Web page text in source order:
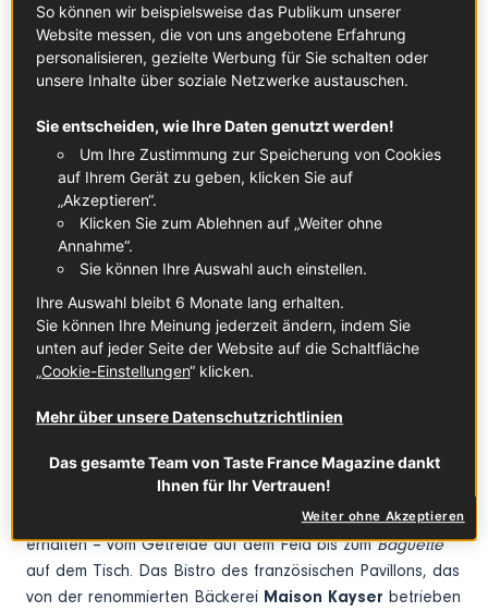
Vom 19. bis 21. September 2025 präsentiert Taste France
im französischen Pavillon auf der Expo 2025 in Osaka
„From Farm to Table“ – eine dreitägige Ausstellung, die
gewährt. Diese immersive Installation, die vom Künstler
Kentaro Kobukegeschaffen wurde, basiert auf seiner
Reise durch Frankreich, auf der er Landwirte, Viehzüchter
und engagierte Fachleute aus den Bereichen Weizen,
Mehl, Brot und Rindfleisch traf. Anhand von Videos, Fotos
und Originalkunstwerken werden die Besucher zu einer
Reise für alle Sinne eingeladen, auf der sie entdecken
können, wie französisches Rindfleisch und Weizen
produziert, verarbeitet und als kulturelle Schätze gefeiert
werden.
Verkostungen von frisch gebackenem Brot aus
französischem Weizen teilnehmen und dabei von
Fachleuten Einblicke in die einzelnen Produktionsschritte
erhalten – vom Getreide auf dem Feld bis zumBaguette
auf dem Tisch. Das Bistro des französischen Pavillons, das
von der renommierten Bäckerei Maison Kayser betrieben
So können wir beispielsweise das Publikum unserer
Website messen, die von uns angebotene Erfahrung
personalisieren, gezielte Werbung für Sie schalten oder
unsere Inhalte über soziale Netzwerke austauschen.
Sie entscheiden, wie Ihre Daten genutzt werden!
Um Ihre Zustimmung zur Speicherung von Cookies
auf Ihrem Gerät zu geben, klicken Sie auf
„Akzeptieren“.
Klicken Sie zum Ablehnen auf „Weiter ohne
Annahme“.
Sie können Ihre Auswahl auch einstellen.
Ihre Auswahl bleibt 6 Monate lang erhalten.
Sie können Ihre Meinung jederzeit ändern, indem Sie
unten auf jeder Seite der Website auf die Schaltfläche
„Cookie-Einstellungen“ klicken.
Mehr über unsere Datenschutzrichtlinien
Das gesamte Team von Taste France Magazine dankt
Ihnen für Ihr Vertrauen!
Weiter ohne Akzeptieren